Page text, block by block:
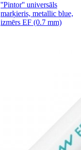
''Pintor'' universāls
marķieris, metallic blue,
izmērs EF (0.7 mm)